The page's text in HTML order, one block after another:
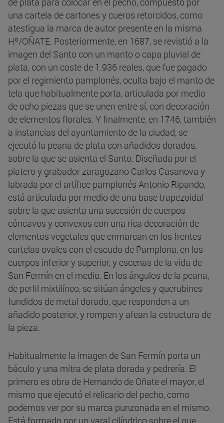
una cartela de cartones y cueros retorcidos, como
atestigua la marca de autor presente en la misma
Hº/OÑATE. Posteriormente, en 1687, se revistió a la
imagen del Santo con un manto o capa pluvial de
plata, con un coste de 1.936 reales, que fue pagado
por el regimiento pamplonés, oculta bajo el manto de
tela que habitualmente porta, articulada por medio
de ocho piezas que se unen entre sí, con decoración
de elementos florales. Y finalmente, en 1746, también
a instancias del ayuntamiento de la ciudad, se
ejecutó la peana de plata con añadidos dorados,
sobre la que se asienta el Santo. Diseñada por el
platero y grabador zaragozano Carlos Casanova y
labrada por el artífice pamplonés Antonio Ripando,
está articulada por medio de una base trapezoidal
sobre la que asienta una sucesión de cuerpos
cóncavos y convexos con una rica decoración de
elementos vegetales que enmarcan en los frentes
cartelas ovales con el escudo de Pamplona, en los
cuerpos inferior y superior, y escenas de la vida de
San Fermín en el medio. En los ángulos de la peana,
de perfil mixtilíneo, se sitúan ángeles y querubines
fundidos de metal dorado, que responden a un
añadido posterior, y rompen y afean la estructura de
la pieza.
Habitualmente la imagen de San Fermín porta un
báculo y una mitra de plata dorada y pedrería. El
primero es obra de Hernando de Oñate el mayor, el
mismo que ejecutó el relicario del pecho, como
podemos ver por su marca punzonada en el mismo.
Está formado por un varal cilíndrico sobre el que